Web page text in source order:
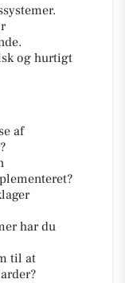
og hurtigt
af
har du
til at